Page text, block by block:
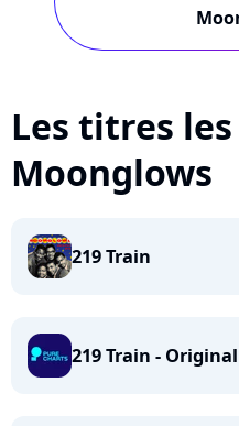
Les titres les
Moonglows
219 Train
219 Train - Original